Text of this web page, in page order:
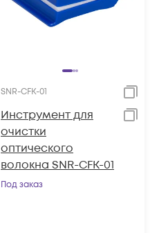
SNR-CFK-01
Инструмент для
очистки
оптического
волокна SNR-CFK-01
Под заказ